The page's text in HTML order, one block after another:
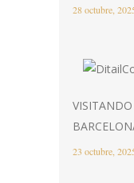
28 octubre,
23 octubre,